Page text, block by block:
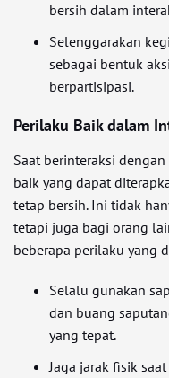
bersih dalam
Selenggarakan
sebagai bentuk
berpartisipasi.
Perilaku Baik dalam
Saat berinteraksi
baik yang dapat
tetap bersih. Ini tidak
tetapi juga bagi orang
beberapa perilaku yang
Selalu gunakan
dan buang
yang tepat.
Jaga jarak fisik